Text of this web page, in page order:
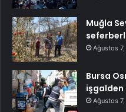
Muğla
Ağustos
Bursa
Ağustos